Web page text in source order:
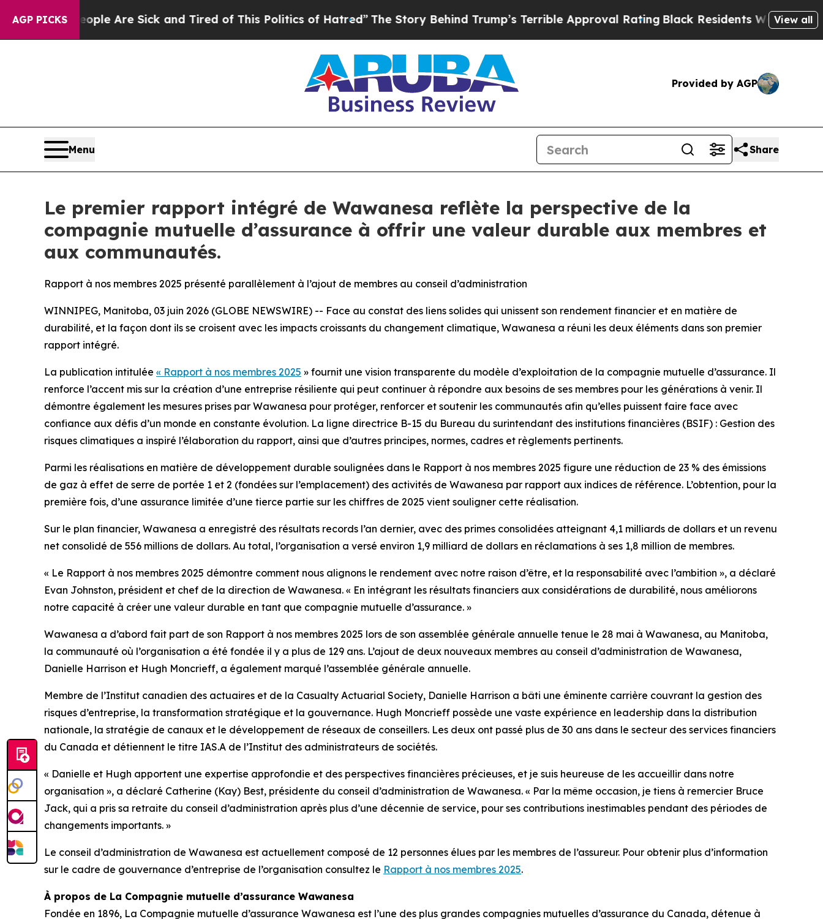
AGP PICKS
“People Are Sick and Tired of This Politics of Hatred” The Story Behind Trump’s Terrible Approval RatingBlack Residents Warned of View all
Provided by AGP
Menu Share
Le premier rapport intégré de Wawanesa reflète la perspective de la
compagnie mutuelle d’assurance à offrir une valeur durable aux membres et
aux communautés.
Rapport à nos membres 2025 présenté parallèlement à l’ajout de membres au conseil d’administration
WINNIPEG, Manitoba, 03 juin 2026 (GLOBE NEWSWIRE) -- Face au constat des liens solides qui unissent son rendement financier et en matière de
durabilité, et la façon dont ils se croisent avec les impacts croissants du changement climatique, Wawanesa a réuni les deux éléments dans son premier
rapport intégré.
La publication intitulée « Rapport à nos membres 2025 » fournit une vision transparente du modèle d’exploitation de la compagnie mutuelle d’assurance. Il
renforce l’accent mis sur la création d’une entreprise résiliente qui peut continuer à répondre aux besoins de ses membres pour les générations à venir. Il
démontre également les mesures prises par Wawanesa pour protéger, renforcer et soutenir les communautés afin qu’elles puissent faire face avec
confiance aux défis d’un monde en constante évolution. La ligne directrice B-15 du Bureau du surintendant des institutions financières (BSIF) : Gestion des
risques climatiques a inspiré l’élaboration du rapport, ainsi que d’autres principes, normes, cadres et règlements pertinents.
Parmi les réalisations en matière de développement durable soulignées dans le Rapport à nos membres 2025 figure une réduction de 23 % des émissions
de gaz à effet de serre de portée 1 et 2 (fondées sur l’emplacement) des activités de Wawanesa par rapport aux indices de référence. L’obtention, pour la
première fois, d’une assurance limitée d’une tierce partie sur les chiffres de 2025 vient souligner cette réalisation.
Sur le plan financier, Wawanesa a enregistré des résultats records l’an dernier, avec des primes consolidées atteignant 4,1 milliards de dollars et un revenu
net consolidé de 556 millions de dollars. Au total, l’organisation a versé environ 1,9 milliard de dollars en réclamations à ses 1,8 million de membres.
« Le Rapport à nos membres 2025 démontre comment nous alignons le rendement avec notre raison d’être, et la responsabilité avec l’ambition », a déclaré
Evan Johnston, président et chef de la direction de Wawanesa. « En intégrant les résultats financiers aux considérations de durabilité, nous améliorons
notre capacité à créer une valeur durable en tant que compagnie mutuelle d’assurance. »
Wawanesa a d’abord fait part de son Rapport à nos membres 2025 lors de son assemblée générale annuelle tenue le 28 mai à Wawanesa, au Manitoba,
la communauté où l’organisation a été fondée il y a plus de 129 ans. L’ajout de deux nouveaux membres au conseil d’administration de Wawanesa,
Danielle Harrison et Hugh Moncrieff, a également marqué l’assemblée générale annuelle.
Membre de l’Institut canadien des actuaires et de la Casualty Actuarial Society, Danielle Harrison a bâti une éminente carrière couvrant la gestion des
risques d’entreprise, la transformation stratégique et la gouvernance. Hugh Moncrieff possède une vaste expérience en leadership dans la distribution
nationale, la stratégie de canaux et le développement de réseaux de conseillers. Les deux ont passé plus de 30 ans dans le secteur des services financiers
du Canada et détiennent le titre IAS.A de l’Institut des administrateurs de sociétés.
« Danielle et Hugh apportent une expertise approfondie et des perspectives financières précieuses, et je suis heureuse de les accueillir dans notre
organisation », a déclaré Catherine (Kay) Best, présidente du conseil d’administration de Wawanesa. « Par la même occasion, je tiens à remercier Bruce
Jack, qui a pris sa retraite du conseil d’administration après plus d’une décennie de service, pour ses contributions inestimables pendant des périodes de
changements importants. »
Le conseil d’administration de Wawanesa est actuellement composé de 12 personnes élues par les membres de l’assureur. Pour obtenir plus d’information
sur le cadre de gouvernance d’entreprise de l’organisation consultez le Rapport à nos membres 2025.
À propos de La Compagnie mutuelle d’assurance Wawanesa
Fondée en 1896, La Compagnie mutuelle d’assurance Wawanesa est l’une des plus grandes compagnies mutuelles d’assurance du Canada, détenue à